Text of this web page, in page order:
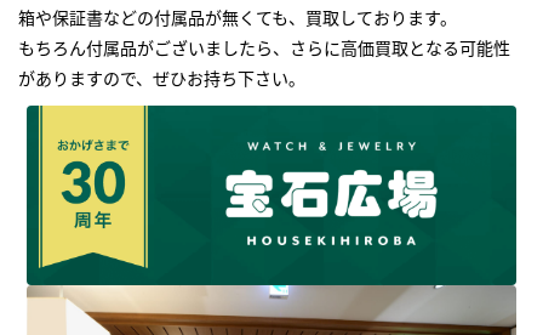
箱や保証書などの付属品が無くても、買取しております。
もちろん付属品がございましたら、さらに高価買取となる可能性
がありますので、ぜひお持ち下さい｡